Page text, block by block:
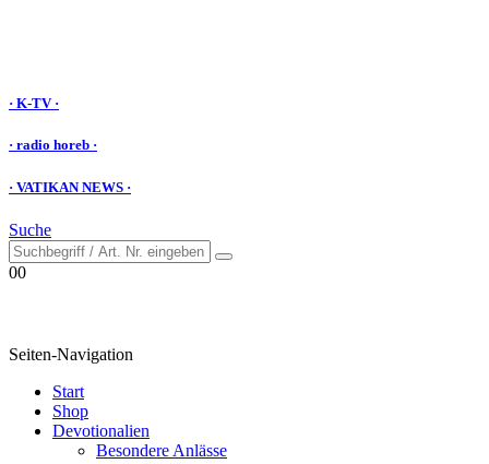
· K-TV ·
· radio horeb ·
· VATIKAN NEWS ·
Suche
00
Seiten-Navigation
Start
Shop
Devotionalien
Besondere Anlässe